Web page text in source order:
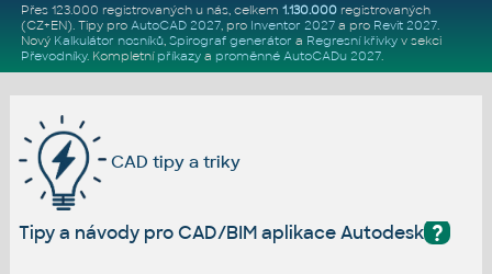
Přes 123.000 registrovaných u nás, celkem 1.130.000registrovaných
(CZ+EN). Tipy pro AutoCAD 2027, pro Inventor 2027a pro Revit 2027.
Nový Kalkulátor nosníků, Spirograf generátor a Regresní křivkyv sekci
Převodníky. Kompletní příkazya proměnné AutoCADu 2027.
CAD tipy a triky
?
Tipy a návody pro CAD/BIM aplikace Autodesk